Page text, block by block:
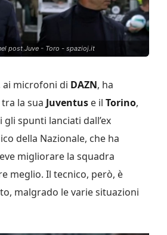
post Juve - Toro - spazioj.it
ai microfoni di DAZN, ha
la sua Juventus e il Torino,
spunti lanciati dall’ex
della Nazionale, che ha
migliorare la squadra
meglio. Il tecnico, però, è
malgrado le varie situazioni